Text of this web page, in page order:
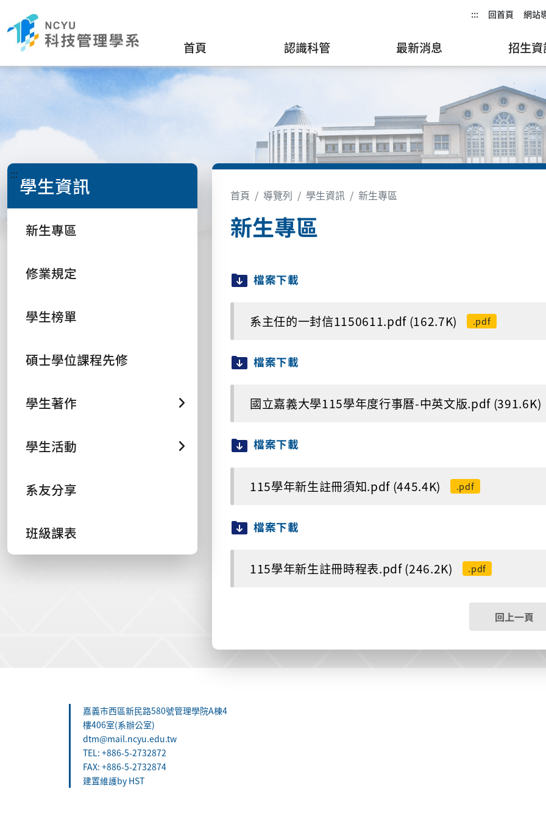
::: 回首頁 網站
首頁 認識科管 最新消息 招生
::: 學生資訊
新生專區
修業規定
學生榜單
碩士學位課程先修
學生著作
學生活動
系友分享
班級課表
首頁 導覽列 學生資訊 新生專區
新生專區
檔案下載
系主任的一封信1150611.pdf (162.7K) .pdf
檔案下載
國立嘉義大學115學年度行事曆-中英文版.pdf (391.6K)
檔案下載
115學年新生註冊須知.pdf (445.4K) .pdf
檔案下載
115學年新生註冊時程表.pdf (246.2K) .pdf
回上一頁
嘉義市西區新民路580號管理學院A棟4
樓406室(系辦公室)
dtm@mail.ncyu.edu.tw
TEL: +886-5-2732872
FAX: +886-5-2732874
建置維護by HST